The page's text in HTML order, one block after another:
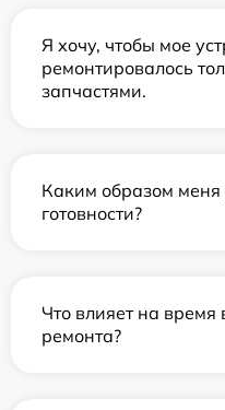
Я хочу, чтобы мое
ремонтировалось
запчастями.
Каким образом меня
готовности?
Что влияет на
ремонта?